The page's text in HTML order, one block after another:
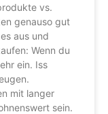
vs.
genauso gut
aus und
Wenn du
ein. Iss
mit langer
sein.